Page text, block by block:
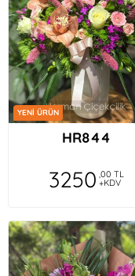
YENİ ÜRÜN
HR844
3250 ,00 TL
+KDV